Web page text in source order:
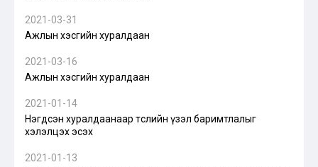
2021-03-31
Ажлын хэсгийн хуралдаан
2021-03-16
Ажлын хэсгийн хуралдаан
2021-01-14
Нэгдсэн хуралдаанаар төслийн үзэл баримтлалыг
хэлэлцэх эсэх
2021-01-13